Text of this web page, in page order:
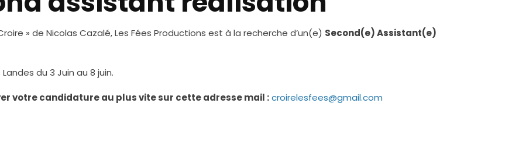
» de Nicolas Cazalé, Les Fées Productions est à la recherche d’un(e) Second(e) Assistant(e)
du 3 Juin au 8 juin.
votre candidature au plus vite sur cette adresse mail :croirelesfees@gmail.com